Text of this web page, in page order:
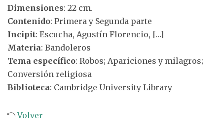
Dimensiones: 22 cm.
Contenido: Primera y Segunda parte
Incipit: Escucha, Agustín Florencio, […]
Materia: Bandoleros
Tema específico: Robos; Apariciones y milagros;
Conversión religiosa
Biblioteca: Cambridge University Library
Volver